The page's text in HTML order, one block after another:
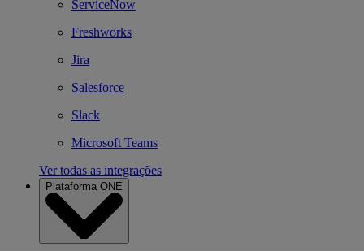
ServiceNow
Freshworks
Jira
Salesforce
Slack
Microsoft Teams
Ver todas as integrações
Plataforma ONE